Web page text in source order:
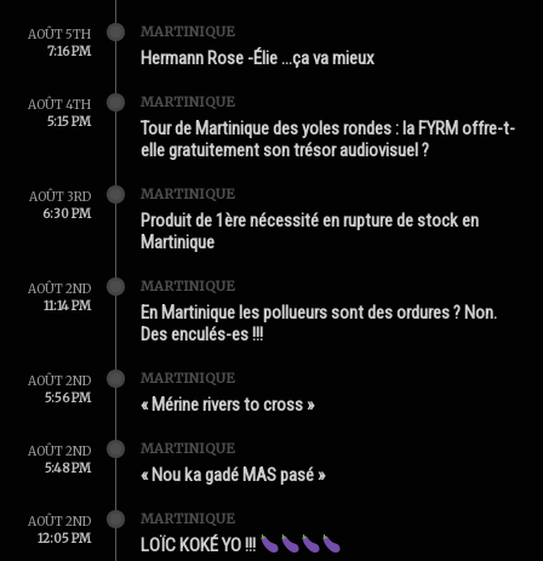
AOÛT 5TH
7:16 PM
MARTINIQUE
Hermann Rose -Élie …ça va mieux
AOÛT 4TH
5:15 PM
MARTINIQUE
Tour de Martinique des yoles rondes : la FYRM offre-t-
elle gratuitement son trésor audiovisuel ?
AOÛT 3RD
6:30 PM
MARTINIQUE
Produit de 1ère nécessité en rupture de stock en
Martinique
AOÛT 2ND
11:14 PM
MARTINIQUE
En Martinique les pollueurs sont des ordures ? Non.
Des enculés-es !!!
AOÛT 2ND
5:56 PM
MARTINIQUE
« Mérine rivers to cross »
AOÛT 2ND
5:48 PM
MARTINIQUE
« Nou ka gadé MAS pasé »
AOÛT 2ND
12:05 PM
MARTINIQUE
LOÏC KOKÉ YO !!!